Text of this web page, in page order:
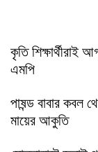
কৃতি শিক্ষার্থীরাই
এমপি
পাষন্ড বাবার কবল
মায়ের আকুতি